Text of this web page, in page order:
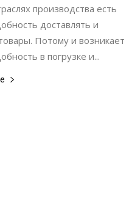
производства есть
доставлять и
Потому и возникает
в погрузке и...